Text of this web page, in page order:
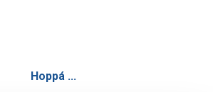
Hoppá ...